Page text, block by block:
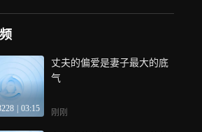
03:15
丈夫的偏爱是妻子最大的底
气
刚刚